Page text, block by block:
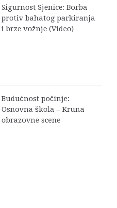
Sigurnost Sjenice: Borba
protiv bahatog parkiranja
i brze vožnje (Video)
Budućnost počinje:
Osnovna škola – Kruna
obrazovne scene